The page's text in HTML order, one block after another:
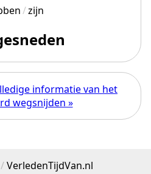
zijn
informatie van het
wegsnijden »
/VerledenTijdVan.nl